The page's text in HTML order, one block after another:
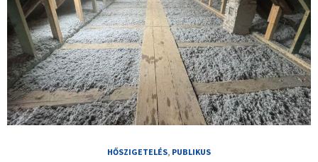
HŐSZIGETELÉS, PUBLIKUS